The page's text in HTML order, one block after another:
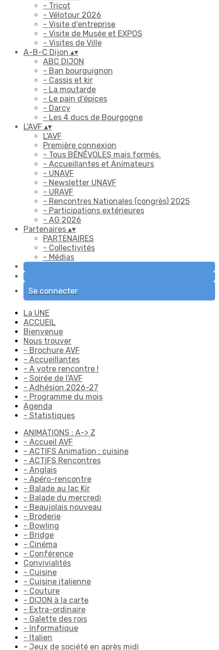
- Tricot
- Vélotour 2026
- Visite d'entreprise
- Visite de Musée et EXPOS
- Visites de Ville
A-B-C Dijon ▴▾
ABC DIJON
- Ban bourguignon
- Cassis et kir
- La moutarde
- Le pain d'épices
- Darcy
- Les 4 ducs de Bourgogne
L'AVF ▴▾
L'AVF
Première connexion
- Tous BÉNÉVOLES mais formés.
- Accueillantes et Animateurs
- UNAVF
- Newsletter UNAVF
- URAVF
- Rencontres Nationales (congrès) 2025
- Participations extérieures
- AG 2026
Partenaires ▴▾
PARTENAIRES
- Collectivités
- Médias
Se connecter
La UNE
ACCUEIL
Bienvenue
Nous trouver
- Brochure AVF
- Accueillantes
- A votre rencontre !
- Soirée de l'AVF
- Adhésion 2026-27
- Programme du mois
Agenda
- Statistiques
ANIMATIONS : A-> Z
- Accueil AVF
- ACTIFS Animation : cuisine
- ACTIFS Rencontres
- Anglais
- Apéro-rencontre
- Balade au lac Kir
- Balade du mercredi
- Beaujolais nouveau
- Broderie
- Bowling
- Bridge
- Cinéma
- Conférence
Convivialités
- Cuisine
- Cuisine italienne
- Couture
- DIJON à la carte
- Extra-ordinaire
- Galette des rois
- Informatique
- Italien
- Jeux de société en après midi